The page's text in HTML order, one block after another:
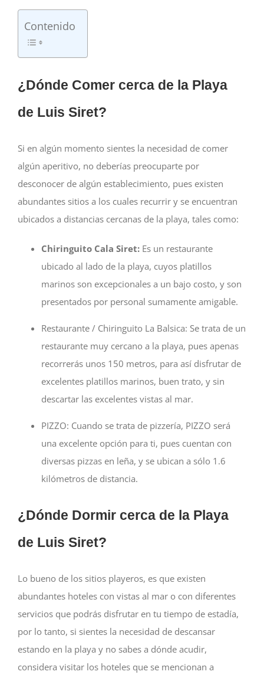
Contenido
¿Dónde Comer cerca de la Playa
de Luis Siret?
Si en algún momento sientes la necesidad de comer
algún aperitivo, no deberías preocuparte por
desconocer de algún establecimiento, pues existen
abundantes sitios a los cuales recurrir y se encuentran
ubicados a distancias cercanas de la playa, tales como:
Chiringuito Cala Siret: Es un restaurante
ubicado al lado de la playa, cuyos platillos
marinos son excepcionales a un bajo costo, y son
presentados por personal sumamente amigable.
Restaurante / Chiringuito La Balsica: Se trata de un
restaurante muy cercano a la playa, pues apenas
recorrerás unos 150 metros, para así disfrutar de
excelentes platillos marinos, buen trato, y sin
descartar las excelentes vistas al mar.
PIZZO: Cuando se trata de pizzería, PIZZO será
una excelente opción para ti, pues cuentan con
diversas pizzas en leña, y se ubican a sólo 1.6
kilómetros de distancia.
¿Dónde Dormir cerca de la Playa
de Luis Siret?
Lo bueno de los sitios playeros, es que existen
abundantes hoteles con vistas al mar o con diferentes
servicios que podrás disfrutar en tu tiempo de estadía,
por lo tanto, si sientes la necesidad de descansar
estando en la playa y no sabes a dónde acudir,
considera visitar los hoteles que se mencionan a